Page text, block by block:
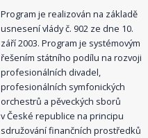
Program je realizován na základě
usnesení vlády č. 902 ze dne 10.
září 2003. Program je systémovým
řešením státního podílu na rozvoji
profesionálních divadel,
profesionálních symfonických
orchestrů a pěveckých sborů
v České republice na principu
sdružování finančních prostředků